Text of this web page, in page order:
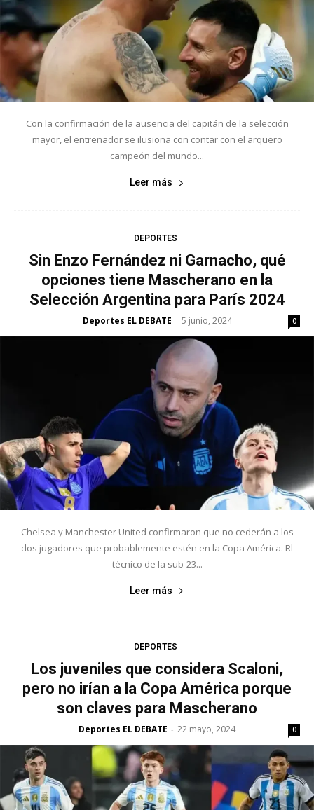
Con la confirmación de la ausencia del capitán de la selección
mayor, el entrenador se ilusiona con contar con el arquero
campeón del mundo...
Leer más
DEPORTES
Sin Enzo Fernández ni Garnacho, qué
opciones tiene Mascherano en la
Selección Argentina para París 2024
Deportes EL DEBATE - 5 junio, 2024 0
Chelsea y Manchester United confirmaron que no cederán a los
dos jugadores que probablemente estén en la Copa América. Rl
técnico de la sub-23...
Leer más
DEPORTES
Los juveniles que considera Scaloni,
pero no irían a la Copa América porque
son claves para Mascherano
Deportes EL DEBATE - 22 mayo, 2024 0